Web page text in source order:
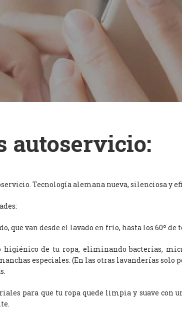
autoservicio:
Tecnología alemana nueva, silenciosa y
que van desde el lavado en frío, hasta los 60º
de tu ropa, eliminando bacterias,
especiales. (En las otras lavanderías solo
para que tu ropa quede limpia y suave con